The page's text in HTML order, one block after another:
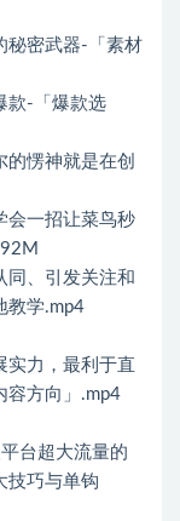
秘密武器-「素材
款-「爆款选
愣神就是在创
会一招让菜鸟秒
同、引发关注和
教学.mp4
力，最利于直
容方向」.mp4
台超大流量的
技巧与单钩